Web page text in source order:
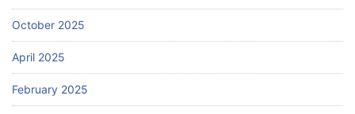
October 2025
April 2025
February 2025